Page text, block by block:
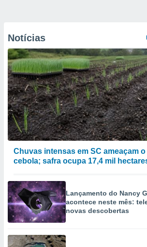
Notícias
Chuvas intensas em SC ameaçam
cebola; safra ocupa 17,4 mil
Lançamento do Nancy
acontece neste mês:
novas descobertas